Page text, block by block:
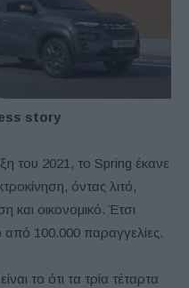
story
του 2021, το Spring έκανε
όντας λιτό,
και οικονομικό. Έτσι
100.000 παραγγελίες.
το ότι τα τρία τέταρτα